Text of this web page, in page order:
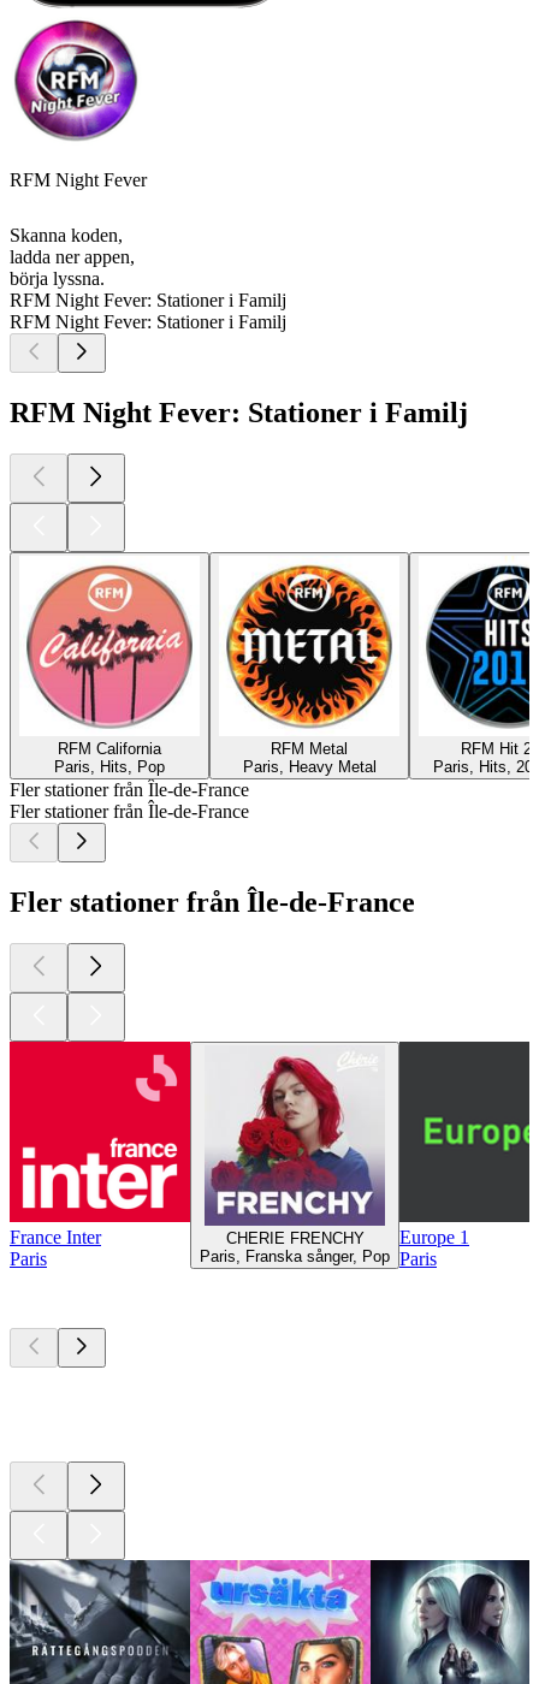
RFM Night Fever
Skanna koden,
ladda ner appen,
börja lyssna.
RFM Night Fever: Stationer i Familj
RFM Night Fever: Stationer i Familj
RFM Night Fever: Stationer i Familj
RFM California
Paris, Hits, Pop
RFM Metal
Paris, Heavy Metal
RFM Hit
Paris, Hits,
Fler stationer från Île-de-France
Fler stationer från Île-de-France
Fler stationer från Île-de-France
France Inter
Paris
CHERIE FRENCHY
Paris, Franska sånger, Pop
Europe 1
Paris